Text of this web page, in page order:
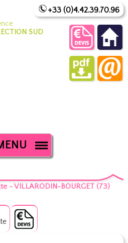
SUD
+33 (0)4.42.39.70.96
- VILLARODIN-BOURGET (73)